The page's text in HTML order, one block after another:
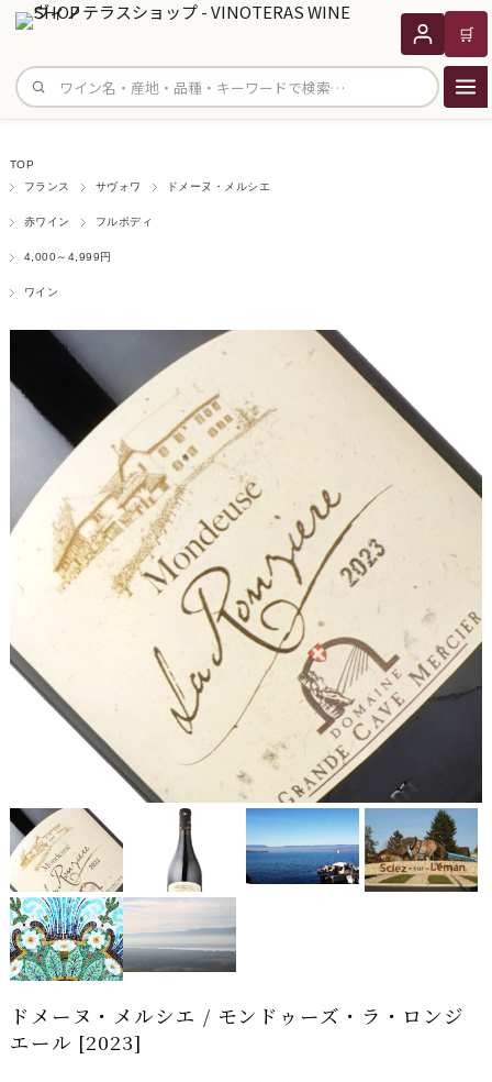
サイト内検索
🛒
TOP
フランス
サヴォワ ドメーヌ・メルシエ
赤ワイン フルボディ
4,000～4,999円
ワイン
ドメーヌ・メルシエ / モンドゥーズ・ラ・ロンジ
エール [2023]